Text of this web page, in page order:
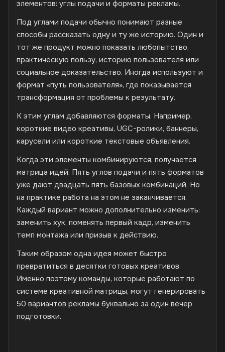
элементов: углы подачи и форматы рекламы.
Под углами подачи обычно понимают разные
способы рассказать одну и ту же историю. Один и
тот же продукт можно показать любопытство,
практическую пользу, историю пользователя или
социальное доказательство. Иногда используют и
формат «путь пользователя», где показывается
трансформация от проблемы к результату.
К этим углам добавляются форматы. Например,
короткие видео креативы, UGC-ролики, баннеры,
карусели или короткие текстовые объявления.
Когда эти элементы комбинируются, получается
матрица идей. Пять углов подачи и пять форматов
уже дают двадцать пять базовых комбинаций. Но
на практике работа на этом не заканчивается.
Каждый вариант можно дополнительно изменить:
заменить хук, поменять первый кадр, изменить
темп монтажа или призыв к действию.
Таким образом одна идея может быстро
превратиться в десятки готовых креативов.
Именно поэтому команды, которые работают по
системе креативной матрицы, могут генерировать
50 вариантов рекламы буквально за один вечер
подготовки.